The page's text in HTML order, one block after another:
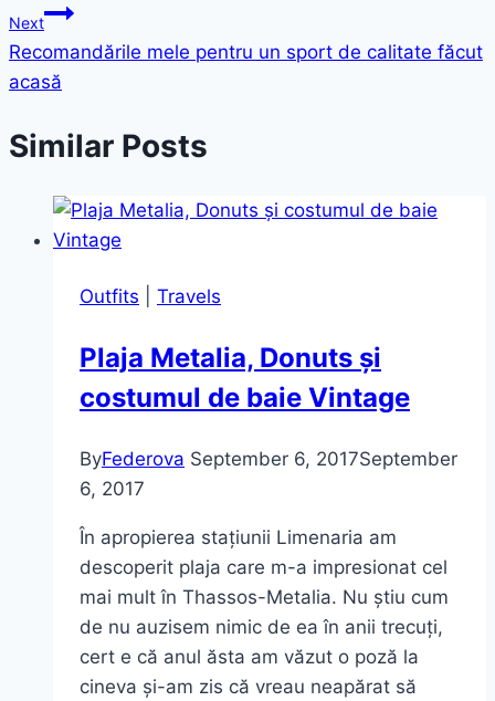
Next
Recomandările mele pentru un sport de calitate făcut
acasă
Similar Posts
Outfits Travels
Plaja Metalia, Donuts și
costumul de baie Vintage
ByFederova September 6, 2017September
6, 2017
În apropierea stațiunii Limenaria am
descoperit plaja care m-a impresionat cel
mai mult în Thassos-Metalia. Nu știu cum
de nu auzisem nimic de ea în anii trecuți,
cert e că anul ăsta am văzut o poză la
cineva și-am zis că vreau neapărat să